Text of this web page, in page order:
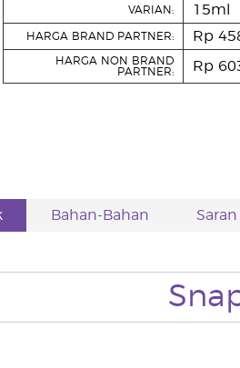
VARIAN: 15ml
HARGA BRAND PARTNER: Rp
HARGA NON BRAND
PARTNER:
Rp
Bahan-Bahan